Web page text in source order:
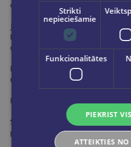
atrast jaunas idejas un stilīgas jaunas
JAUNA izvelkama, pases izmēra
bankomātu un transporta
gludam braucienam no lidostas uz
Plānošanas rīki ģimenes ceļotājiem
naudu, kā arī jautras lietas tieši
Krāsu kartes un attēli viscaur.
Svarīgākie punkti un maršruti palīdz
personīgajām vajadzībām un
Strikti
nepieciešamie
Funkcionalitātes
PIEKRIST
ATTEIKTIES